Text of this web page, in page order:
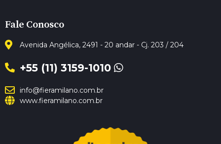
Fale Conosco
Avenida Angélica, 2491 - 20 andar - Cj. 203 / 204
+55 (11) 3159-1010
info@fieramilano.com.br
www.fieramilano.com.br